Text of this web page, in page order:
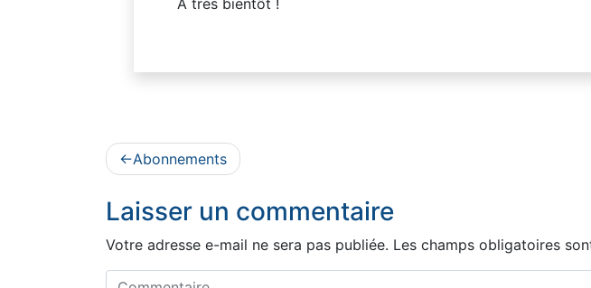
Navigation
l’article
Abonnements
Laisser un commentaire
Votre adresse e-mail ne sera pas publiée. Les champs obligatoires